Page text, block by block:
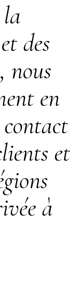
la
des
nous
en
et
à